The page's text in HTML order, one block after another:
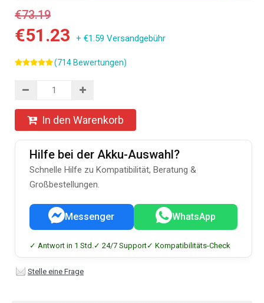
€73.19
€51.23 + €1.59 Versandgebühr
(714 Bewertungen)
In den Warenkorb
Hilfe bei der Akku-Auswahl?
Schnelle Hilfe zu Kompatibilität, Beratung &
Großbestellungen.
Messenger WhatsApp
✓ Antwort in 1 Std.✓ 24/7 Support✓ Kompatibilitäts-Check
Stelle eine Frage